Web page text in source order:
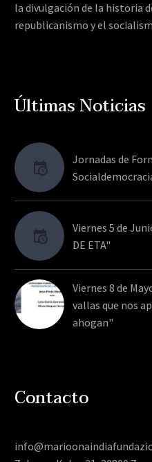
la divulgación de la historia
republicanismo y el
Últimas Noticias
Jornadas de
Viernes 5 de
DE ETA"
Viernes 8 de
vallas que nos
ahogan"
Contacto